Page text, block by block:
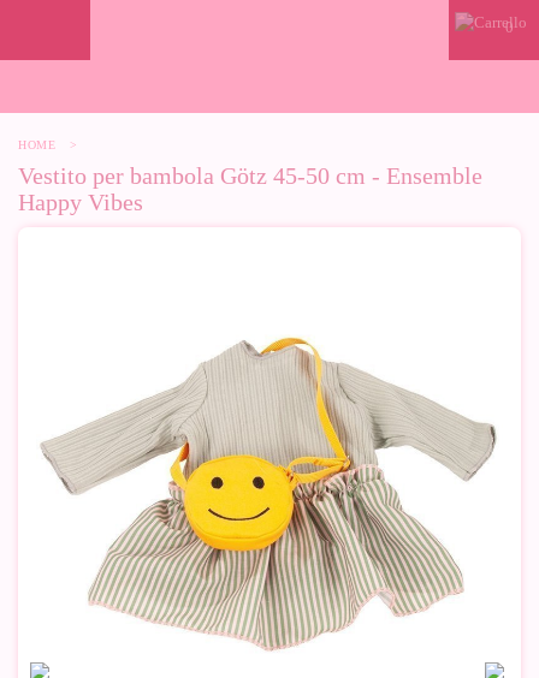
0
HOME >
Vestito per bambola Götz 45-50 cm - Ensemble
Happy Vibes